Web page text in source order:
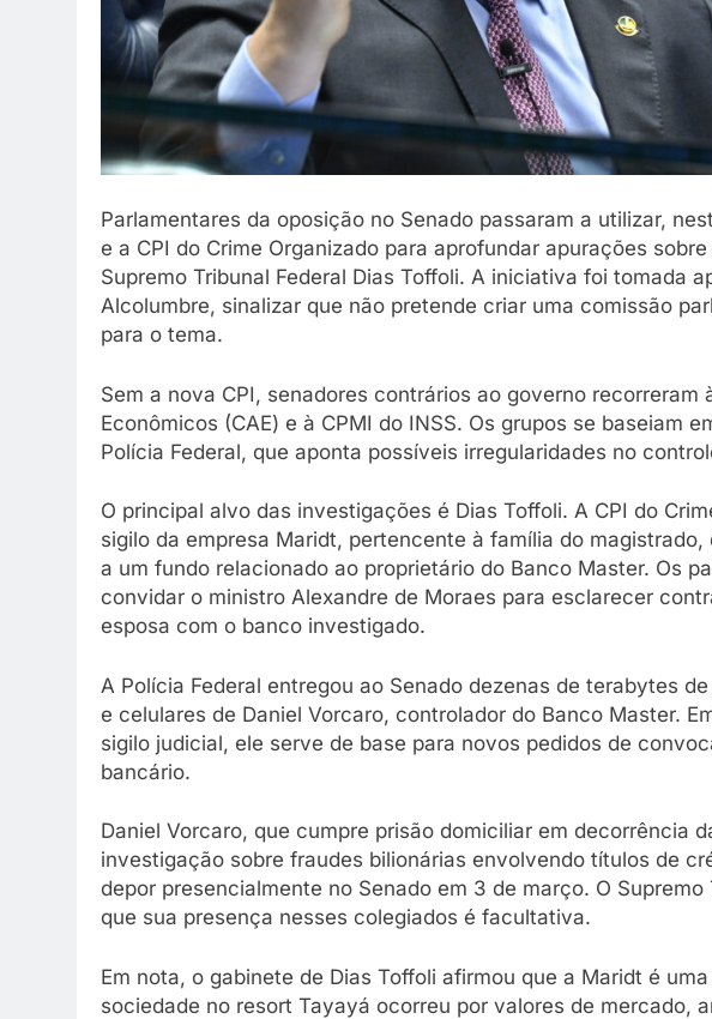
Parlamentares da oposição no Senado passaram a utilizar,
e a CPI do Crime Organizado para aprofundar apurações
Supremo Tribunal Federal Dias Toffoli. A iniciativa foi tomada
Alcolumbre, sinalizar que não pretende criar uma comissão
para o tema.
Sem a nova CPI, senadores contrários ao governo recorreram
Econômicos (CAE) e à CPMI do INSS. Os grupos se baseiam
Polícia Federal, que aponta possíveis irregularidades no
O principal alvo das investigações é Dias Toffoli. A CPI do
sigilo da empresa Maridt, pertencente à família do
a um fundo relacionado ao proprietário do Banco Master. Os
convidar o ministro Alexandre de Moraes para esclarecer
esposa com o banco investigado.
A Polícia Federal entregou ao Senado dezenas de terabytes
e celulares de Daniel Vorcaro, controlador do Banco Master.
sigilo judicial, ele serve de base para novos pedidos de
bancário.
Daniel Vorcaro, que cumpre prisão domiciliar em decorrência
investigação sobre fraudes bilionárias envolvendo títulos de
depor presencialmente no Senado em 3 de março. O
que sua presença nesses colegiados é facultativa.
Em nota, o gabinete de Dias Toffoli afirmou que a Maridt é
sociedade no resort Tayayá ocorreu por valores de mercado,